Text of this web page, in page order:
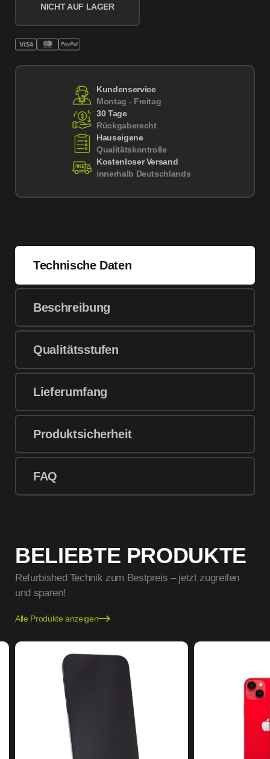
NICHT AUF LAGER
Kundenservice
Montag - Freitag
30 Tage
Rückgaberecht
Hauseigene
Qualitätskontrolle
Kostenloser Versand
innerhalb Deutschlands
Technische Daten
Beschreibung
Qualitätsstufen
Lieferumfang
Produktsicherheit
FAQ
BELIEBTE PRODUKTE
Refurbished Technik zum Bestpreis – jetzt zugreifen
und sparen!
Alle Produkte anzeigen